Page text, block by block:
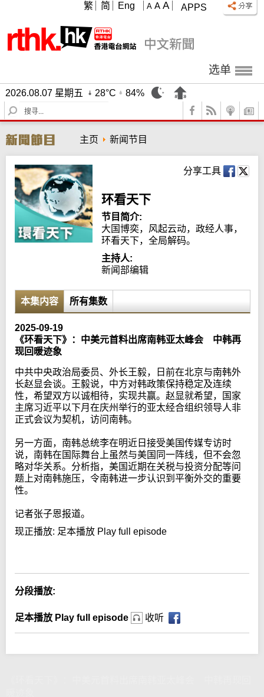
APPS
A A A
繁 简 Eng
选单
2026.08.07 星期五 28°C
84%
S
e
r
c
h
主页 新闻节目
分享工具
环看天下
节目简介:
大国博奕，风起云动，政经人事，
环看天下，全局解码。
主持人:
新闻部编辑
本集内容 所有集数
2025-09-19
《环看天下》：中美元首料出席南韩亚太峰会 中韩再
现回暖迹象
中共中央政治局委员、外长王毅，日前在北京与南韩外
长赵显会谈。王毅说，中方对韩政策保持稳定及连续
性，希望双方以诚相待，实现共赢。赵显就希望，国家
主席习近平以下月在庆州举行的亚太经合组织领导人非
正式会议为契机，访问南韩。
另一方面，南韩总统李在明近日接受美国传媒专访时
说，南韩在国际舞台上虽然与美国同一阵线，但不会忽
略对华关系。分析指，美国近期在关税与投资分配等问
题上对南韩施压，令南韩进一步认识到平衡外交的重要
性。
记者张子恩报道。
现正播放: 足本播放 Play full episode
分段播放:
足本播放 Play full episode 收听